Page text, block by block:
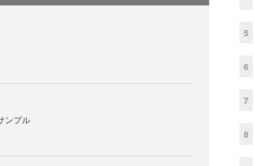
ンプル
5
6
7
8